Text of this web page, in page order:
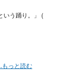
いう踊り。」 (
もっと読む